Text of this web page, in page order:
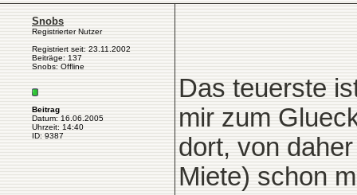
Snobs
Registrierter Nutzer
Registriert seit: 23.11.2002
Beiträge: 137
Snobs: Offline
Beitrag
Datum: 16.06.2005
Uhrzeit: 14:40
ID: 9387
Das teuerste
mir zum
dort, von
Miete) schon